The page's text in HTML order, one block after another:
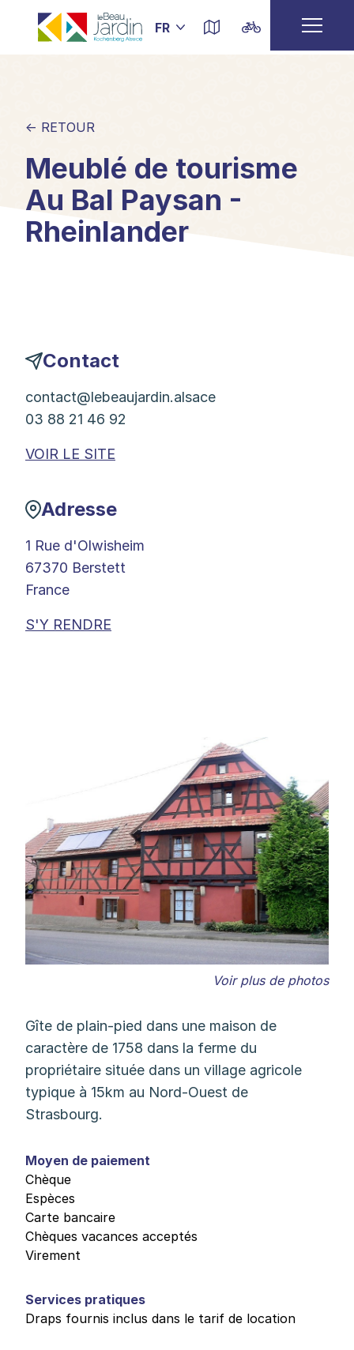
← RETOUR
Meublé de tourisme
Au Bal Paysan -
Rheinlander
Contact
contact@lebeaujardin.alsace
03 88 21 46 92
VOIR LE SITE
Adresse
1 Rue d'Olwisheim
67370 Berstett
France
S'Y RENDRE
Voir plus de photos
Gîte de plain-pied dans une maison de
caractère de 1758 dans la ferme du
propriétaire située dans un village agricole
typique à 15km au Nord-Ouest de
Strasbourg.
Moyen de paiement
Chèque
Espèces
Carte bancaire
Chèques vacances acceptés
Virement
Services pratiques
Draps fournis inclus dans le tarif de location